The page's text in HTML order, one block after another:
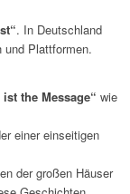
. In Deutschland
und Plattformen.
the Message“ wie
einer einseitigen
der großen Häuser